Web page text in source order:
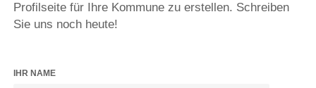
Profilseite für Ihre Kommune zu erstellen. Schreiben
Sie uns noch heute!
IHR NAME